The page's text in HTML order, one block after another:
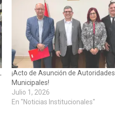
¡Acto de Asunción de Autoridades
Municipales!
Julio 1, 2026
En "Noticias Institucionales"